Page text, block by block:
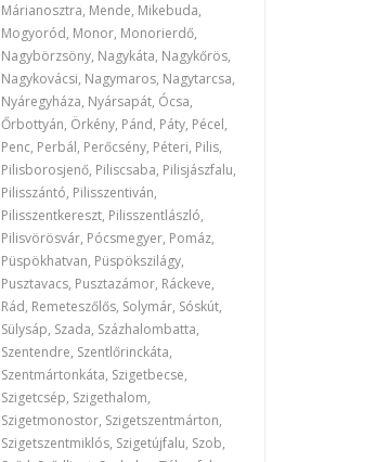
Márianosztra, Mende, Mikebuda,
Mogyoród, Monor, Monorierdő,
Nagybörzsöny, Nagykáta, Nagykőrös,
Nagykovácsi, Nagymaros, Nagytarcsa,
Nyáregyháza, Nyársapát, Ócsa,
Őrbottyán, Örkény, Pánd, Páty, Pécel,
Penc, Perbál, Perőcsény, Péteri, Pilis,
Pilisborosjenő, Piliscsaba, Pilisjászfalu,
Pilisszántó, Pilisszentiván,
Pilisszentkereszt, Pilisszentlászló,
Pilisvörösvár, Pócsmegyer, Pomáz,
Püspökhatvan, Püspökszilágy,
Pusztavacs, Pusztazámor, Ráckeve,
Rád, Remeteszőlős, Solymár, Sóskút,
Sülysáp, Szada, Százhalombatta,
Szentendre, Szentlőrinckáta,
Szentmártonkáta, Szigetbecse,
Szigetcsép, Szigethalom,
Szigetmonostor, Szigetszentmárton,
Szigetszentmiklós, Szigetújfalu, Szob,